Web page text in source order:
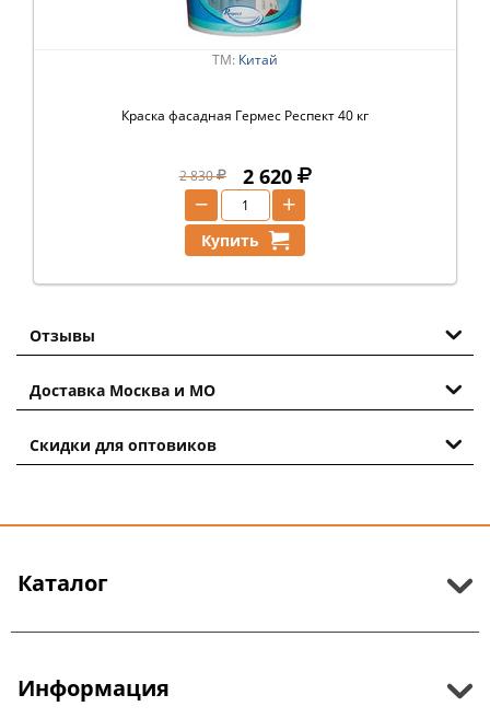
ТМ: Китай
Краска фасадная Гермес Респект 40 кг
2 830 2 620
+
−
Купить
Отзывы
Доставка Москва и МО
Скидки для оптовиков
Каталог
Информация